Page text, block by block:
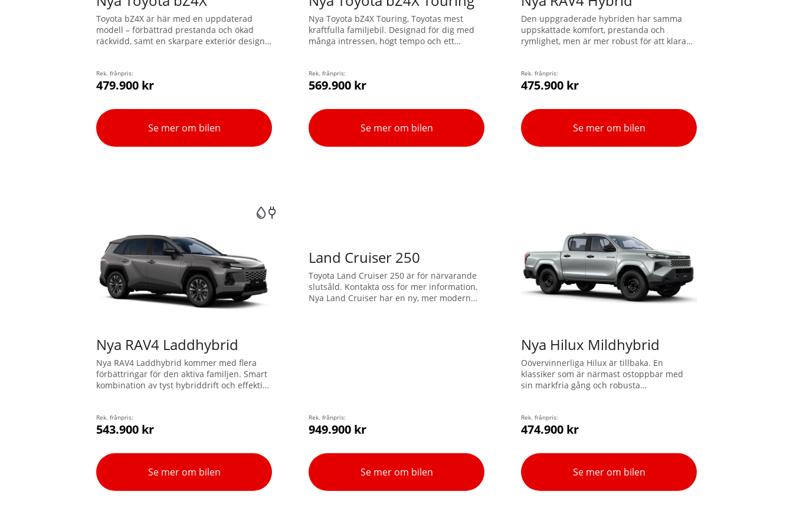
Toyota bZ4X är här med en uppdaterad
modell – förbättrad prestanda och ökad
räckvidd, samt en skarpare exteriör design.
Batteriförvärmning för snabbare laddning
ingår som standard. Ruttplanering med
navigationssystemet och baseras på bilens
batteristatus, beräknad räckvidd och lediga
laddpunkter.
Rek. frånpris:
479.900 kr
Se mer om bilen
Nya Toyota bZ4X Touring, Toyotas mest
kraftfulla familjebil. Designad för dig med
många intressen, högt tempo och ett
två världar: överlägset lastutrymme och
elektrisk prestanda som tar dig genom alla
bränslekostnaderna och minska
servicebehovet – utan att kompromissa med
varken kvalitet eller räckvidd.
Rek. frånpris:
569.900 kr
Se mer om bilen
Den uppgraderade hybriden har samma
uppskattade komfort, prestanda och
rymlighet, men är mer robust för att klara
dragvikt upp till 2.000 kg.
Rek. frånpris:
475.900 kr
Se mer om bilen
Nya RAV4 Laddhybrid
Nya RAV4 Laddhybrid kommer med flera
förbättringar för den aktiva familjen. Smart
kombination av tyst hybriddrift och effektiv
en dragvikt på 2.000 kg.
Rek. frånpris:
543.900 kr
Se mer om bilen
Land Cruiser 250
Toyota Land Cruiser 250 är för närvarande
slutsåld. Kontakta oss för mer information.
Nya Land Cruiser har en ny, mer modern
Rek. frånpris:
949.900 kr
Se mer om bilen
Nya Hilux Mildhybrid
Oövervinnerliga Hilux är tillbaka. En
klassiker som är närmast ostoppbar med
sin markfria gång och robusta
de allra senaste elektroniska hjälpmedlen
för ökad framkomlighet. Hilux Mildhybrid
dieselkraftens vridmoment och
mångsidighet med extra stöd från en
elektrisk motor-generator för mjuk
acceleration från låga hastigheter.
Rek. frånpris:
474.900 kr
Se mer om bilen